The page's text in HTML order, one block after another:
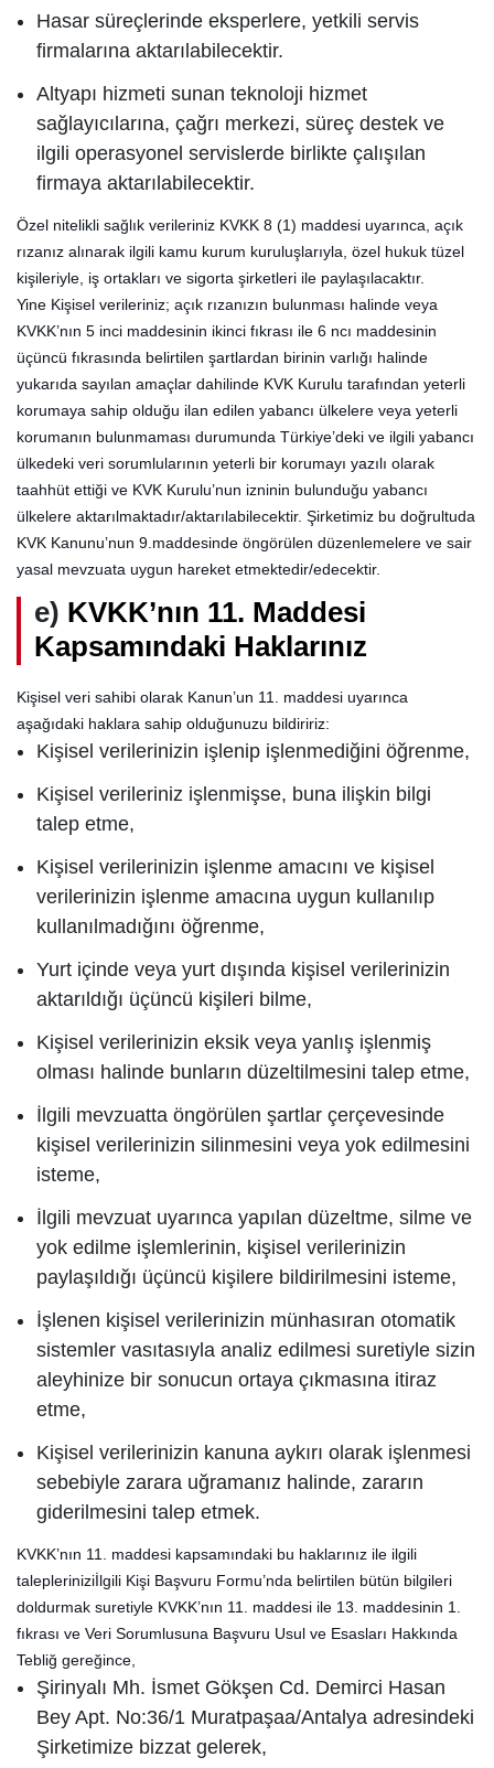
Hasar süreçlerinde eksperlere, yetkili servis
firmalarına aktarılabilecektir.
Altyapı hizmeti sunan teknoloji hizmet
sağlayıcılarına, çağrı merkezi, süreç destek ve
ilgili operasyonel servislerde birlikte çalışılan
firmaya aktarılabilecektir.
Özel nitelikli sağlık verileriniz KVKK 8 (1) maddesi uyarınca, açık
rızanız alınarak ilgili kamu kurum kuruluşlarıyla, özel hukuk tüzel
kişileriyle, iş ortakları ve sigorta şirketleri ile paylaşılacaktır.
Yine Kişisel verileriniz; açık rızanızın bulunması halinde veya
KVKK’nın 5 inci maddesinin ikinci fıkrası ile 6 ncı maddesinin
üçüncü fıkrasında belirtilen şartlardan birinin varlığı halinde
yukarıda sayılan amaçlar dahilinde KVK Kurulu tarafından yeterli
korumaya sahip olduğu ilan edilen yabancı ülkelere veya yeterli
korumanın bulunmaması durumunda Türkiye’deki ve ilgili yabancı
ülkedeki veri sorumlularının yeterli bir korumayı yazılı olarak
taahhüt ettiği ve KVK Kurulu’nun izninin bulunduğu yabancı
ülkelere aktarılmaktadır/aktarılabilecektir. Şirketimiz bu doğrultuda
KVK Kanunu’nun 9.maddesinde öngörülen düzenlemelere ve sair
yasal mevzuata uygun hareket etmektedir/edecektir.
e) KVKK’nın 11. Maddesi
Kapsamındaki Haklarınız
Kişisel veri sahibi olarak Kanun’un 11. maddesi uyarınca
aşağıdaki haklara sahip olduğunuzu bildiririz:
Kişisel verilerinizin işlenip işlenmediğini öğrenme,
Kişisel verileriniz işlenmişse, buna ilişkin bilgi
talep etme,
Kişisel verilerinizin işlenme amacını ve kişisel
verilerinizin işlenme amacına uygun kullanılıp
kullanılmadığını öğrenme,
Yurt içinde veya yurt dışında kişisel verilerinizin
aktarıldığı üçüncü kişileri bilme,
Kişisel verilerinizin eksik veya yanlış işlenmiş
olması halinde bunların düzeltilmesini talep etme,
İlgili mevzuatta öngörülen şartlar çerçevesinde
kişisel verilerinizin silinmesini veya yok edilmesini
isteme,
İlgili mevzuat uyarınca yapılan düzeltme, silme ve
yok edilme işlemlerinin, kişisel verilerinizin
paylaşıldığı üçüncü kişilere bildirilmesini isteme,
İşlenen kişisel verilerinizin münhasıran otomatik
sistemler vasıtasıyla analiz edilmesi suretiyle sizin
aleyhinize bir sonucun ortaya çıkmasına itiraz
etme,
Kişisel verilerinizin kanuna aykırı olarak işlenmesi
sebebiyle zarara uğramanız halinde, zararın
giderilmesini talep etmek.
KVKK’nın 11. maddesi kapsamındaki bu haklarınız ile ilgili
talepleriniziİlgili Kişi Başvuru Formu’nda belirtilen bütün bilgileri
doldurmak suretiyle KVKK’nın 11. maddesi ile 13. maddesinin 1.
fıkrası ve Veri Sorumlusuna Başvuru Usul ve Esasları Hakkında
Tebliğ gereğince,
Şirinyalı Mh. İsmet Gökşen Cd. Demirci Hasan
Bey Apt. No:36/1 Muratpaşaa/Antalya adresindeki
Şirketimize bizzat gelerek,